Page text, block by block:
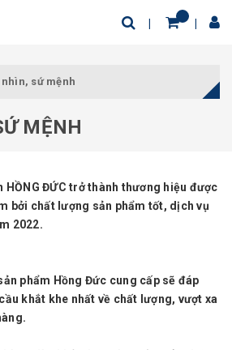
nhìn, sứ mệnh
MỆNH
HỒNG ĐỨC trở thành thương hiệu được
bởi chất lượng sản phẩm tốt, dịch vụ
2022.
phẩm Hồng Đức cung cấp sẽ đáp
khắt khe nhất về chất lượng, vượt xa